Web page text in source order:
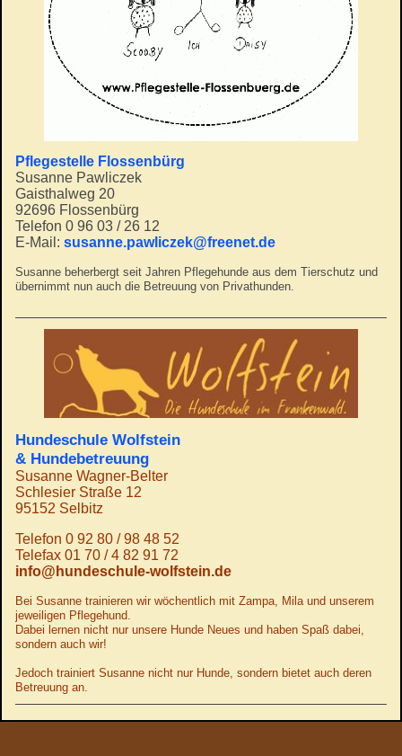
Pflegestelle Flossenbürg
Susanne Pawliczek
Gaisthalweg 20
92696 Flossenbürg
Telefon 0 96 03 / 26 12
E-Mail: susanne.pawliczek@freenet.de
Susanne beherbergt seit Jahren Pflegehunde aus dem Tierschutz und
übernimmt nun auch die Betreuung von Privathunden.
Hundeschule Wolfstein
& Hundebetreuung
Susanne Wagner-Belter
Schlesier Straße 12
95152 Selbitz
Telefon 0 92 80 / 98 48 52
Telefax 01 70 / 4 82 91 72
info@hundeschule-wolfstein.de
Bei Susanne trainieren wir wöchentlich mit Zampa, Mila und unserem
jeweiligen Pflegehund.
Dabei lernen nicht nur unsere Hunde Neues und haben Spaß dabei,
sondern auch wir!
Jedoch trainiert Susanne nicht nur Hunde, sondern bietet auch deren
Betreuung an.